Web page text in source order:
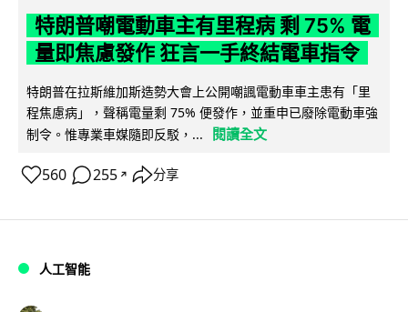
特朗普嘲電動車主有里程病 剩 75% 電
量即焦慮發作 狂言一手終結電車指令
特朗普在拉斯維加斯造勢大會上公開嘲諷電動車車主患有「里
程焦慮病」，聲稱電量剩 75% 便發作，並重申已廢除電動車強
制令。惟專業車媒隨即反駁，...
閱讀全文
560 255 ↗ 分享
人工智能